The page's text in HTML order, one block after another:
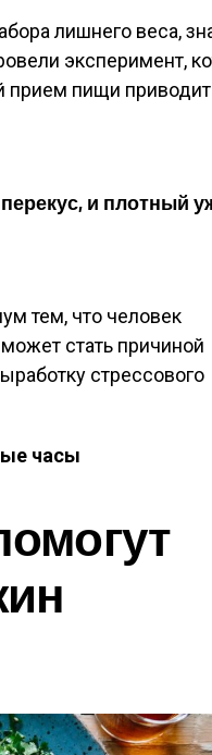
лишнего веса,
эксперимент,
прием пищи
и плотный
тем, что человек
стать причиной
стрессового
часы